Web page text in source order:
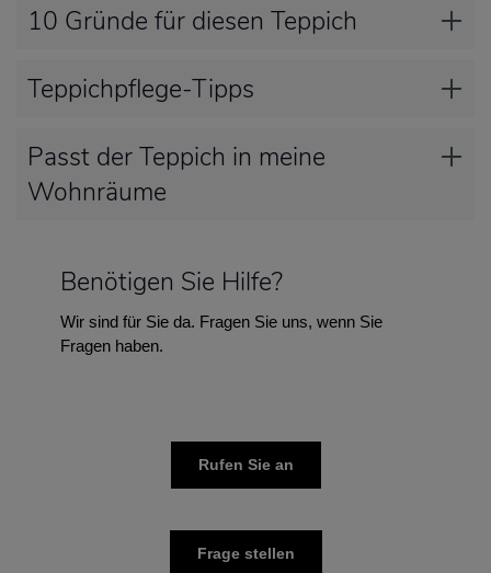
10 Gründe für diesen Teppich
Teppichpflege-Tipps
Passt der Teppich in meine
Wohnräume
Benötigen Sie Hilfe?
Wir sind für Sie da. Fragen Sie uns, wenn Sie
Fragen haben.
Rufen Sie an
Frage stellen